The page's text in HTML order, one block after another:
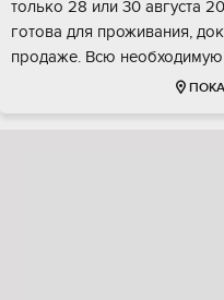
только 28 или 30 августа
готова для проживания,
продаже. Всю